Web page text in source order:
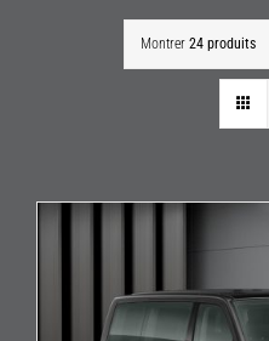
Montrer 24 produits